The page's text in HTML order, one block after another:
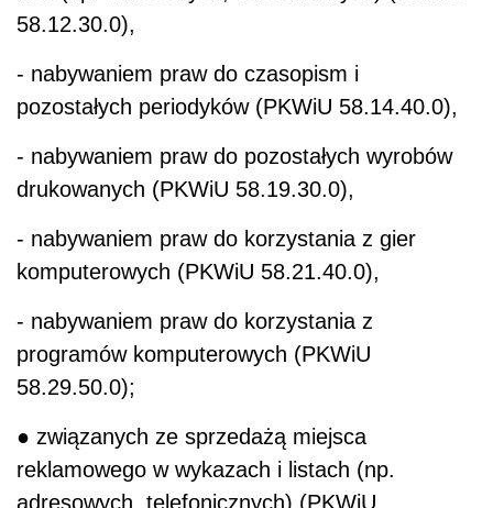
58.12.30.0),
- nabywaniem praw do czasopism i
pozostałych periodyków (PKWiU 58.14.40.0),
- nabywaniem praw do pozostałych wyrobów
drukowanych (PKWiU 58.19.30.0),
- nabywaniem praw do korzystania z gier
komputerowych (PKWiU 58.21.40.0),
- nabywaniem praw do korzystania z
programów komputerowych (PKWiU
58.29.50.0);
● związanych ze sprzedażą miejsca
reklamowego w wykazach i listach (np.
adresowych, telefonicznych) (PKWiU